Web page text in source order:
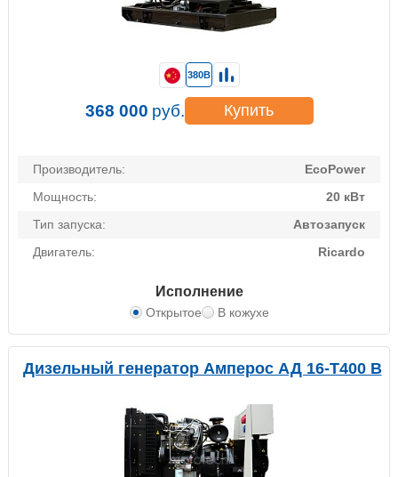
Производитель:
EcoPower
Мощность:
20 кВт
Тип запуска:
Автозапуск
Двигатель:
Ricardo
Исполнение
Открытое В кожухе
380В
368 000 руб. Купить
Дизельный генератор Амперос АД 16-Т400 B